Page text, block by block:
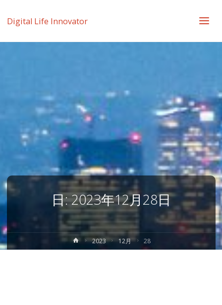
Digital Life Innovator
日:2023年12月28日
ホ
ー
2023 12月 28